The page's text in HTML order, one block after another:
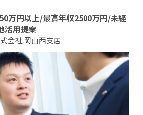
万円以上/最高年収2500万円/未経
活用提案
会社 岡山西支店